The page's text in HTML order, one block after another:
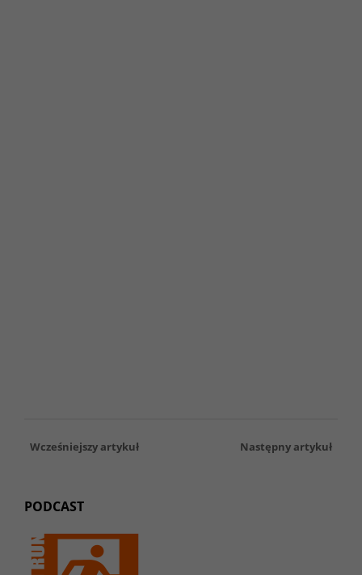
Wcześniejszy artykuł Następny artykuł
PODCAST